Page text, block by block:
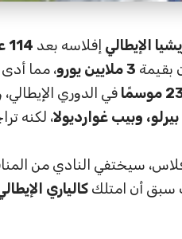
الإيطالي إفلاسه بعد 114 عامًا
بقيمة 3 ملايين يورو ، مما أدى
موسمًا في الدوري
بيرلو، وبيب غوارديولا، لكنه
سيختفي النادي من
سبق أن امتلك كالياري